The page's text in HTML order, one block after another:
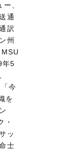
、
通
訳
州
年5
今
を
・
ッ
士